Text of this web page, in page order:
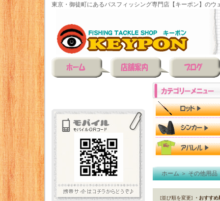
東京・御徒町にあるバスフィッシング専門店【キーポン】のウ
ホーム＞その他用品
[並び順を変更] ・おすすめ